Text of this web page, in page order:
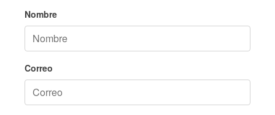
Nombre
Correo